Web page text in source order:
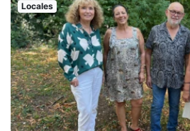
Locales